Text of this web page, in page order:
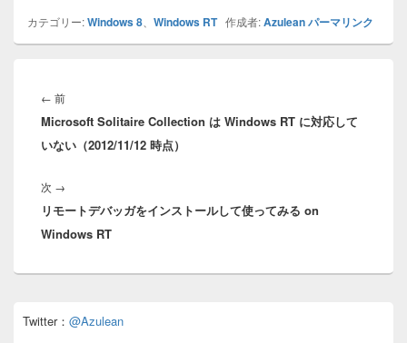
カテゴリー:Windows 8 Windows RT作成者:Azuleanパーマリンク
稿
ナ
ビ
ゲ
シ
ョ
ン
← 前前
の
投
Microsoft Solitaire Collection は Windows RT に対応して
いない（2012/11/12 時点）
次 →
の
投
リモートデバッガをインストールして使ってみる on
Windows RT
Twitter： @Azulean